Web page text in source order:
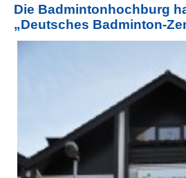
Die Badmintonhochburg
„Deutsches Badminton-